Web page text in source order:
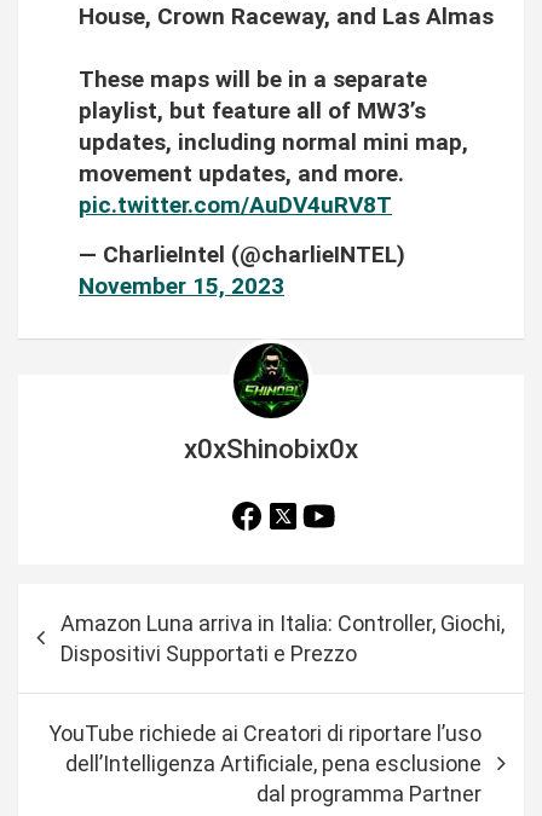
House, Crown Raceway, and Las Almas
These maps will be in a separate
playlist, but feature all of MW3’s
updates, including normal mini map,
movement updates, and more.
pic.twitter.com/AuDV4uRV8T
— CharlieIntel (@charlieINTEL)
November 15, 2023
x0xShinobix0x
Amazon Luna arriva in Italia: Controller, Giochi,
Dispositivi Supportati e Prezzo
YouTube richiede ai Creatori di riportare l’uso
dell’Intelligenza Artificiale, pena esclusione
dal programma Partner